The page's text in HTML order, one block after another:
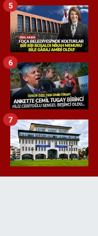
5
6
7